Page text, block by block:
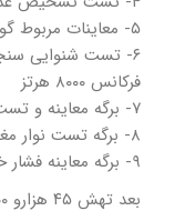
۵- معاینات مربوط گوش، حلق و بینی فرد متقاضی
۶- تست شنوایی
فرکانس ۸۰۰۰ هرتز
۷- برگه معاینه و تست اکو قلب و نوارقلب
۸- برگه تست نوار مغز
۹- برگه معاینه فشار خون متقاضی
بعد تهش ۴۵ هزارو ۵۰۰ تومن میشه مبلغ پژوهانه